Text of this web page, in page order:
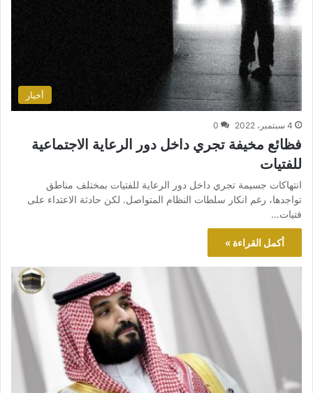
أخبار
4 سبتمبر، 2022 0
فظائع مخيفة تجري داخل دور الرعاية الاجتماعية
للفتيات
انتهاكات جسيمة تجري داخل دور الرعاية للفتيات بمختلف مناطق
تواجدها، رغم انكار سلطات النظام المتواصل. لكن حادثة الاعتداء على
فتيات…
أكمل القراءة »